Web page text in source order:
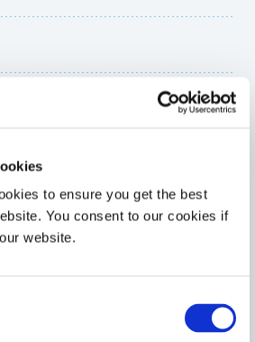
to ensure you get the best
You consent to our cookies if
website.